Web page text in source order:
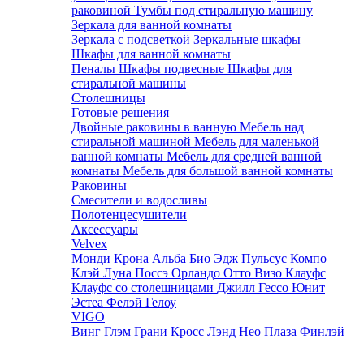
раковиной Тумбы под стиральную машину
Зеркала для ванной комнаты
Зеркала с подсветкой Зеркальные шкафы
Шкафы для ванной комнаты
Пеналы Шкафы подвесные Шкафы для
стиральной машины
Столешницы
Готовые решения
Двойные раковины в ванную Мебель над
стиральной машиной Мебель для маленькой
ванной комнаты Мебель для средней ванной
комнаты Мебель для большой ванной комнаты
Раковины
Смесители и водосливы
Полотенцесушители
Аксессуары
Velvex
Монди Крона Альба Био Эдж Пульсус Компо
Клэй Луна Поссэ Орландо Отто Визо Клауфс
Клауфс со столешницами Джилл Гессо Юнит
Эстеа Фелэй Гелоу
VIGO
Винг Глэм Грани Кросс Лэнд Нео Плаза Финлэй